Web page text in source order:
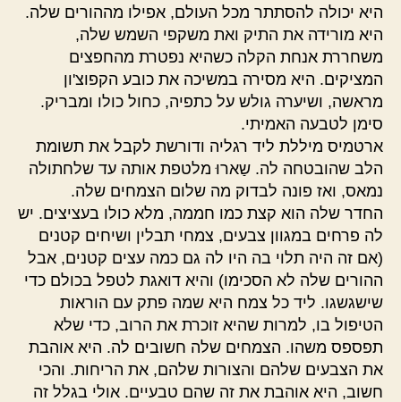
היא יכולה להסתתר מכל העולם, אפילו מההורים שלה.
היא מורידה את התיק ואת משקפי השמש שלה,
משחררת אנחת הקלה כשהיא נפטרת מהחפצים
המציקים. היא מסירה במשיכה את כובע הקפוצ'ון
מראשה, ושיערה גולש על כתפיה, כחול כולו ומבריק.
סימן לטבעה האמיתי.
ארטמיס מיללת ליד רגליה ודורשת לקבל את תשומת
הלב שהובטחה לה. שַארוּ מלטפת אותה עד שלחתולה
נמאס, ואז פונה לבדוק מה שלום הצמחים שלה.
החדר שלה הוא קצת כמו חממה, מלא כולו בעציצים. יש
לה פרחים במגוון צבעים, צמחי תבלין ושיחים קטנים
(אם זה היה תלוי בה היו לה גם כמה עצים קטנים, אבל
ההורים שלה לא הסכימו) והיא דואגת לטפל בכולם כדי
שישגשגו. ליד כל צמח היא שמה פתק עם הוראות
הטיפול בו, למרות שהיא זוכרת את הרוב, כדי שלא
תפספס משהו. הצמחים שלה חשובים לה. היא אוהבת
את הצבעים שלהם והצורות שלהם, את הריחות. והכי
חשוב, היא אוהבת את זה שהם טבעיים. אולי בגלל זה